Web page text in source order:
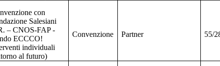
con
Salesiani
– CNOS-FAP -
ECCCO!
individuali
al futuro)
Convenzione Partner 55/